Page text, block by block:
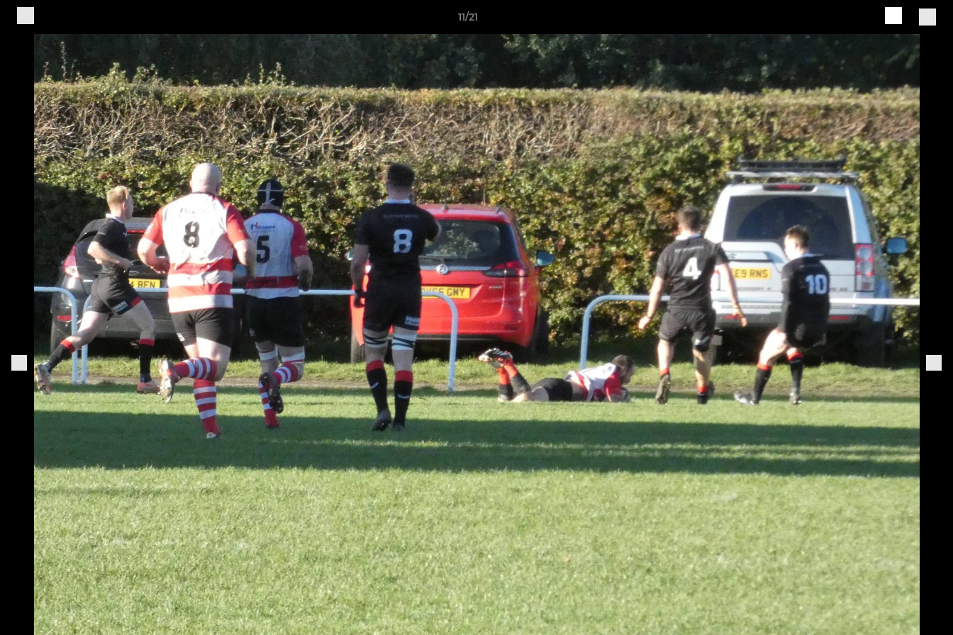
11/21